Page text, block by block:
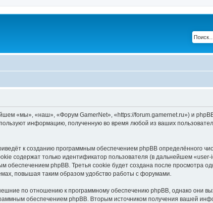
«мы», «наш», «Форум GamerNet», «https://forum.gamernet.ru») и
информацию, полученную во время любой из ваших
к созданию программным обеспечением phpBB определённого
содержат только идентификатор пользователя (в дальнейшем
phpBB. Третья cookie будет создана после просмотра
повышая таким образом удобство работы с форумами.
по отношению к программному обеспечению phpBB, однако они
обеспечением phpBB. Вторым источником получения вашей